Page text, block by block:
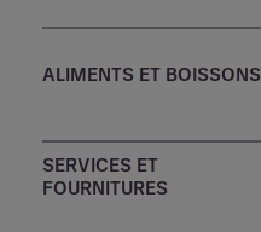
ALIMENTS ET BOISSONS
SERVICES ET
FOURNITURES